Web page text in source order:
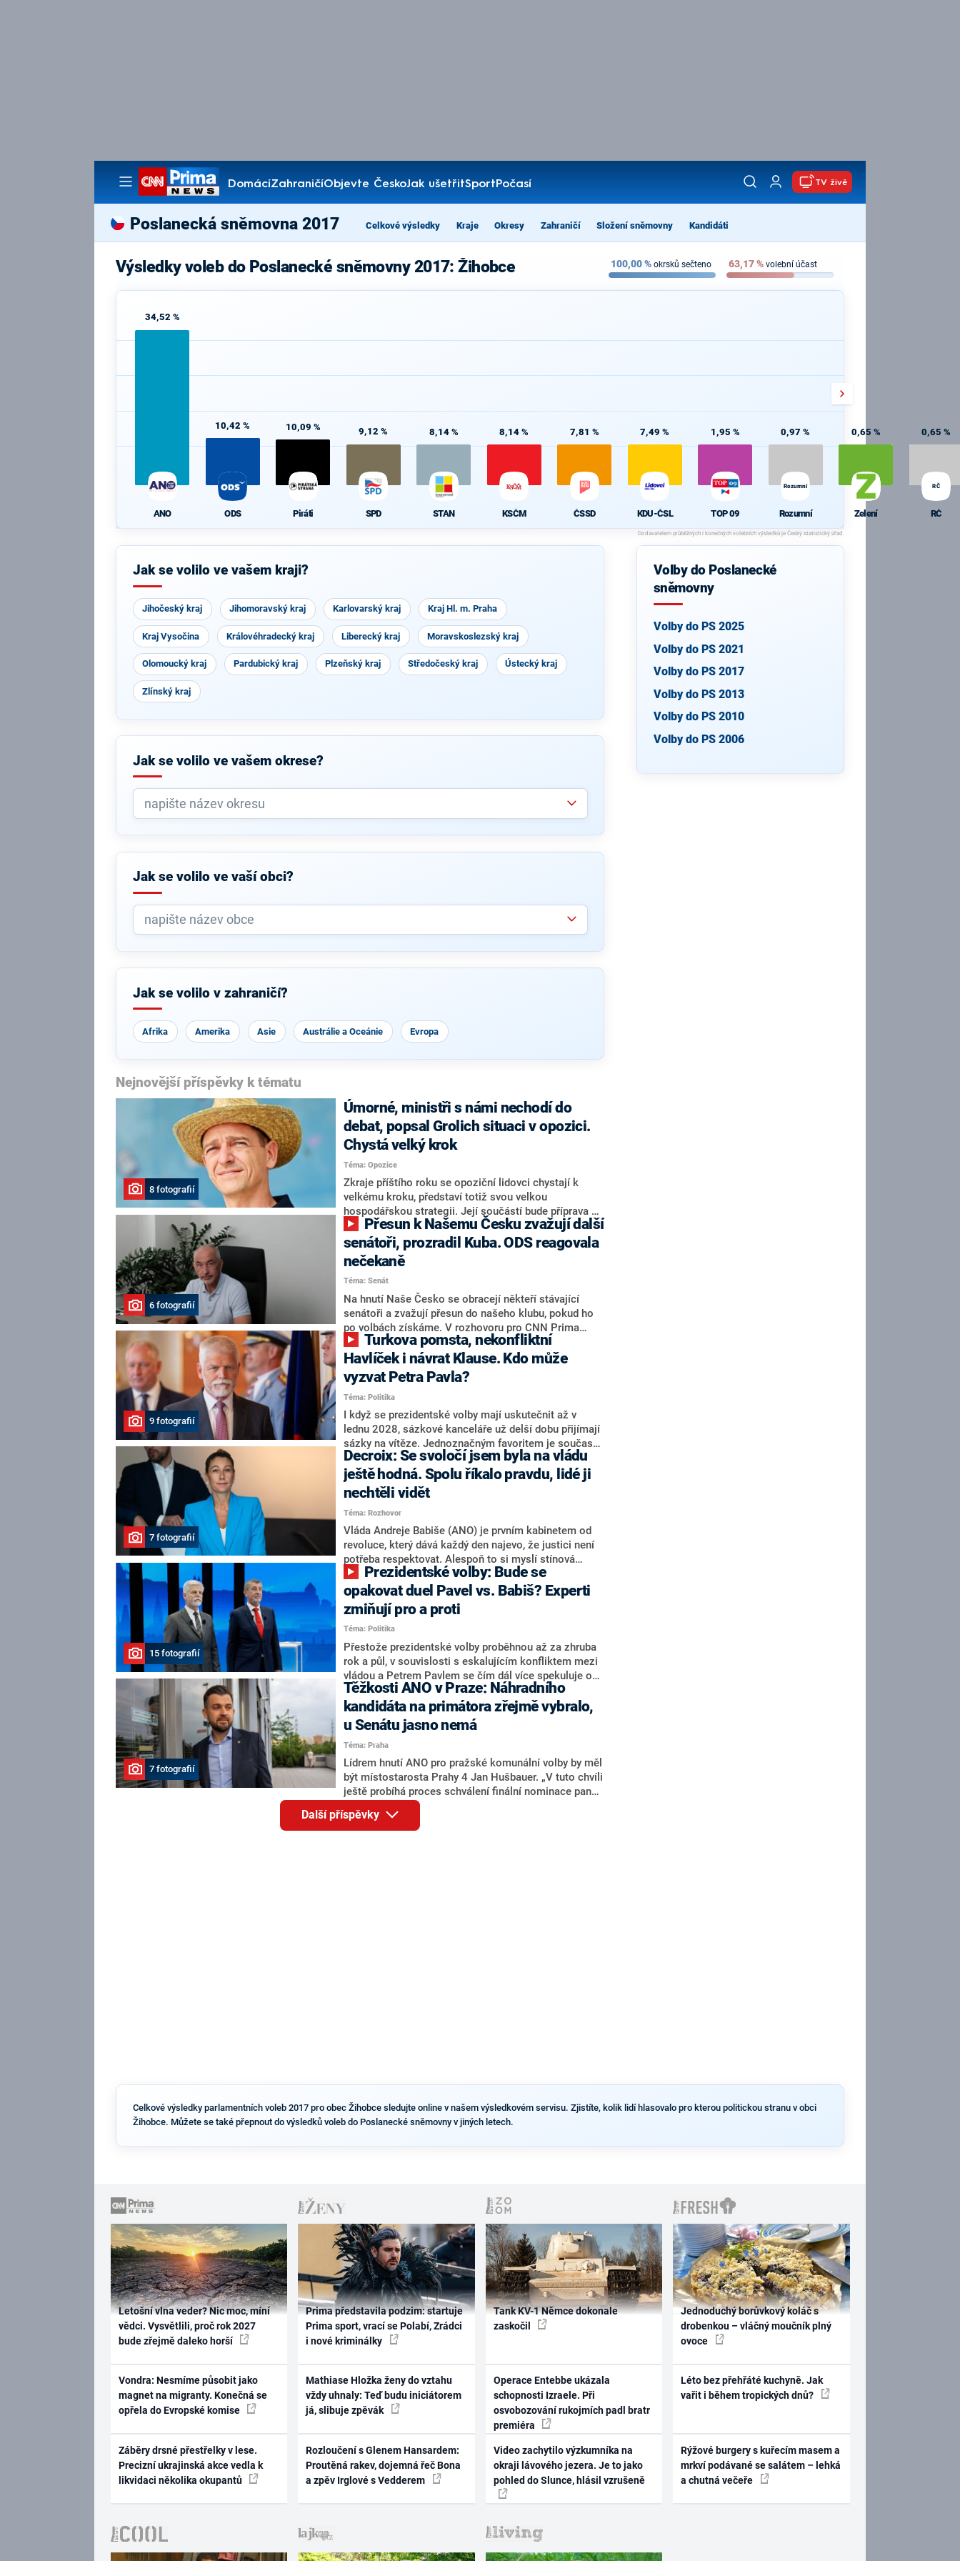
DomácíZahraničíObjevte ČeskoJak ušetřitSportPočasí
Pořady
TV živě
Poslanecká sněmovna 2017 Celkové výsledky Kraje Okresy Zahraničí Složení sněmovny Kandidáti
Výsledky voleb do Poslanecké sněmovny 2017: Žihobce 100,00% okrsků sečteno 63,17% volební účast
34,52 %
ANO
10,42 %
ODS
10,09 %
Piráti
9,12 %
SPD
8,14 %
STAN
8,14 %
KSČM
7,81 %
ČSSD
7,49 %
KDU-ČSL
1,95 %
TOP 09
0,97 %
Rozumní
Rozumní
0,65 %
Zelení
0,65 %
RČ
RČ
Jak se volilo ve vašem kraji?
Jihočeský kraj Jihomoravský kraj Karlovarský kraj Kraj Hl. m. Praha
Kraj Vysočina Královéhradecký kraj Liberecký kraj Moravskoslezský kraj
Olomoucký kraj Pardubický kraj Plzeňský kraj Středočeský kraj Ústecký kraj
Zlínský kraj
Jak se volilo ve vašem okrese?
Jak se volilo ve vaší obci?
Jak se volilo v zahraničí?
Afrika Amerika Asie Austrálie a Oceánie Evropa
Nejnovější příspěvky k tématu
8 fotografií
Úmorné, ministři s námi nechodí do
debat, popsal Grolich situaci v opozici.
Chystá velký krok
Téma: Opozice
Zkraje příštího roku se opoziční lidovci chystají k
velkému kroku, představí totiž svou velkou
hospodářskou strategii. Její součástí bude příprava na
stárnutí populace, řekl ve středu na setkání s novináři
nový předseda lidovců Jan Grolich. Ten zároveň v
senátních volbách kandiduje ve Vyškově. Popsal i
aktivitu opozice, o níž vládní strany nebo političtí
komentátoři mluví jako o slabé a v defenzivě. „Je to
úmorná práce upozorňovat na chyby vlády. Ministři s
námi navíc nechodí do debat. Chceme ale ukazovat
svoje témata,“ odpověděl Grolich na dotaz CNN Prima
NEWS.
6 fotografií
senátoři, prozradil Kuba. ODS reagovala
nečekaně
Téma: Senát
Na hnutí Naše Česko se obracejí někteří stávající
senátoři a zvažují přesun do našeho klubu, pokud ho
po volbách získáme. V rozhovoru pro CNN Prima
NEWS to řekl zakladatel hnutí a jihočeský hejtman
Martin Kuba. Konkrétní nebyl, ale získat by takto mohl
například senátora Zdeňka Hrabu, který je dnes
součástí klubu ODS a TOP 09. Hraba to na dotaz
redakce nevyloučil. Předseda klubu senátorů ODS
Zdeněk Nytra redakci řekl, že počítá s odchodem
některých senátorů z klubu a že Naše Česko není
nepřítel, ale soupeř.
9 fotografií
Havlíček i návrat Klause. Kdo může
vyzvat Petra Pavla?
Téma: Politika
I když se prezidentské volby mají uskutečnit až v
lednu 2028, sázkové kanceláře už delší dobu přijímají
sázky na vítěze. Jednoznačným favoritem je současná
hlava státu Petr Pavel. Daleko za ním pak bookmakeři
zmiňují dva výrazné politiky ANO, tedy premiéra
Andreje Babiše a ministra průmyslu Karla Havlíčka.
Oblíbeným tipem samotných sázkařů je poslanec za
Motoristy Filip Turek. Politolog Jan Kubáček nicméně
o případné kandidatuře kohokoliv ze zmíněné trojice
značně pochybuje. Podle něj současná koalice dosud
nemá osobu, která by Pavlovi mohla konkurovat.
7 fotografií
Decroix: Se svoločí jsem byla na vládu
ještě hodná. Spolu říkalo pravdu, lidé ji
nechtěli vidět
Téma: Rozhovor
Vláda Andreje Babiše (ANO) je prvním kabinetem od
revoluce, který dává každý den najevo, že justici není
potřeba respektovat. Alespoň to si myslí stínová
ministryně spravedlnosti ODS Eva Decroix. V
rozhovoru pro CNN Prima NEWS si nebrala servítky
ohledně politického výkonu svého nástupce Jeronýma
Tejce (za ANO) či vládní zmocněnkyně pro lidská
práva Taťány Malé (ANO). Označením „svoloč“ na
adresu vlády prý byla ještě hodná. Decroix se také
vrátila k volební porážce koalice Spolu či promluvila o
hnutí Naše Česko Martina Kuby.
15 fotografií
opakovat duel Pavel vs. Babiš? Experti
zmiňují pro a proti
Téma: Politika
Přestože prezidentské volby proběhnou až za zhruba
rok a půl, v souvislosti s eskalujícím konfliktem mezi
vládou a Petrem Pavlem se čím dál více spekuluje o
tom, koho by do bitvy o Hrad mohla vyslat současná
koalice. Někteří političtí komentátoři znovu vytahují
jméno premiéra Andreje Babiše (ANO). Jak moc je
pravděpodobné, že se v prezidentských volbách 2028
bude znovu opakovat souboj z roku 2023?
7 fotografií
Těžkosti ANO v Praze: Náhradního
kandidáta na primátora zřejmě vybralo,
u Senátu jasno nemá
Téma: Praha
Lídrem hnutí ANO pro pražské komunální volby by měl
být místostarosta Prahy 4 Jan Hušbauer. „V tuto chvíli
ještě probíhá proces schválení finální nominace pana
Jana Hušbauera Výborem hnutí ANO,“ uvedl pro
redakci místopředseda pražského ANO Martin
Benkovič. O Hušbauerovi se spekulovalo jako o
Další příspěvky
Volby do Poslanecké
sněmovny
Volby do PS 2025
Volby do PS 2021
Volby do PS 2017
Volby do PS 2013
Volby do PS 2010
Volby do PS 2006
Celkové výsledky parlamentních voleb 2017 pro obec Žihobce sledujte online v našem výsledkovém servisu. Zjistíte, kolik lidí hlasovalo pro kterou politickou stranu v obci
Žihobce. Můžete se také přepnout do výsledků voleb do Poslanecké sněmovny v jiných letech.
Letošní vlna veder? Nic moc, míní
vědci. Vysvětlili, proč rok 2027
bude zřejmě daleko horší
Vondra: Nesmíme působit jako
magnet na migranty. Konečná se
opřela do Evropské komise
Záběry drsné přestřelky v lese.
Precizní ukrajinská akce vedla k
likvidaci několika okupantů
Prima představila podzim: startuje
Prima sport, vrací se Polabí, Zrádci
i nové kriminálky
Mathiase Hložka ženy do vztahu
vždy uhnaly: Teď budu iniciátorem
já, slibuje zpěvák
Rozloučení s Glenem Hansardem:
Proutěná rakev, dojemná řeč Bona
a zpěv Irglové s Vedderem
Tank KV-1 Němce dokonale
zaskočil
Operace Entebbe ukázala
schopnosti Izraele. Při
osvobozování rukojmích padl bratr
premiéra
Video zachytilo výzkumníka na
okraji lávového jezera. Je to jako
pohled do Slunce, hlásil vzrušeně
Jednoduchý borůvkový koláč s
drobenkou – vláčný moučník plný
ovoce
Léto bez přehřáté kuchyně. Jak
vařit i během tropických dnů?
Rýžové burgery s kuřecím masem a
mrkví podávané se salátem – lehká
a chutná večeře